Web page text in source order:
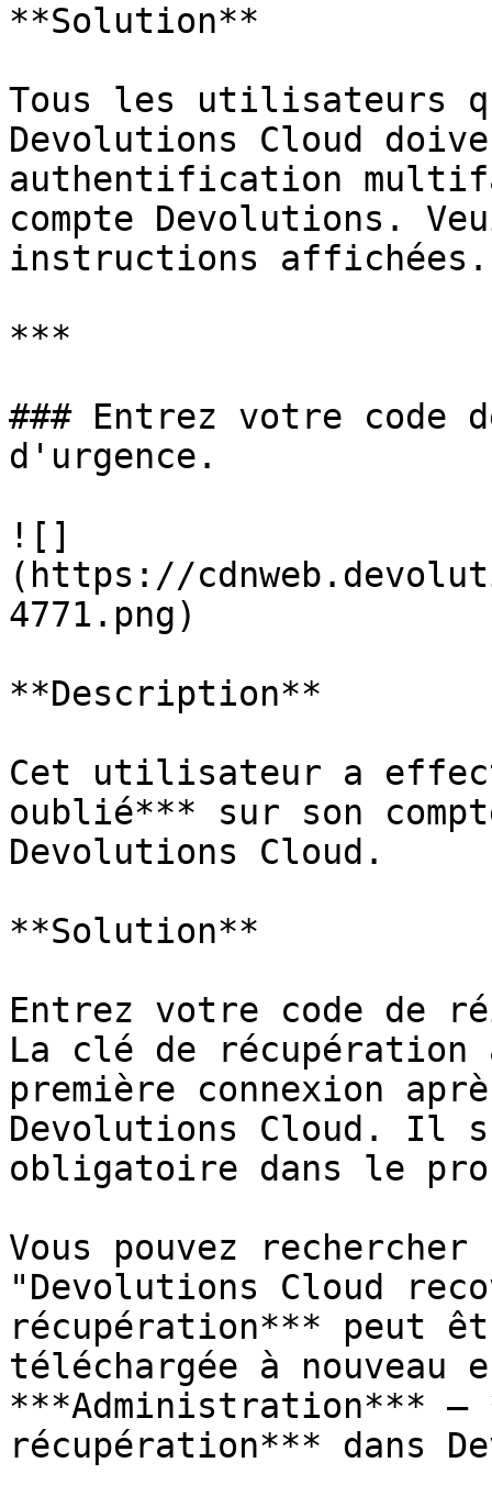
**Solution**
Tous les utilisateurs
Devolutions Cloud
authentification
compte Devolutions.
instructions affichées.
***
### Entrez votre
d'urgence.
![]
(https://
4771.png)
**Description**
Cet utilisateur a
oublié*** sur son
Devolutions Cloud.
**Solution**
Entrez votre code de
La clé de
première connexion
Devolutions Cloud. Il
obligatoire dans le
Vous pouvez
"Devolutions Cloud
récupération*** peut
téléchargée à nouveau
***Administration*** –
récupération*** dans